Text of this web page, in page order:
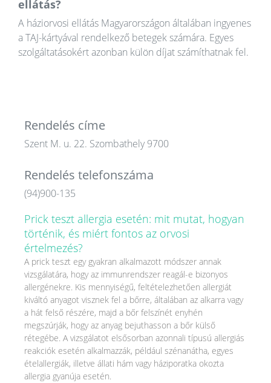
ellátás?
A háziorvosi ellátás Magyarországon általában ingyenes
a TAJ-kártyával rendelkező betegek számára. Egyes
szolgáltatásokért azonban külön díjat számíthatnak fel.
Rendelés címe
Szent M. u. 22. Szombathely 9700
Rendelés telefonszáma
(94)900-135
Prick teszt allergia esetén: mit mutat, hogyan
történik, és miért fontos az orvosi
értelmezés?
A prick teszt egy gyakran alkalmazott módszer annak
vizsgálatára, hogy az immunrendszer reagál-e bizonyos
allergénekre. Kis mennyiségű, feltételezhetően allergiát
kiváltó anyagot visznek fel a bőrre, általában az alkarra vagy
a hát felső részére, majd a bőr felszínét enyhén
megszúrják, hogy az anyag bejuthasson a bőr külső
rétegébe. A vizsgálatot elsősorban azonnali típusú allergiás
reakciók esetén alkalmazzák, például szénanátha, egyes
ételallergiák, illetve állati hám vagy háziporatka okozta
allergia gyanúja esetén.